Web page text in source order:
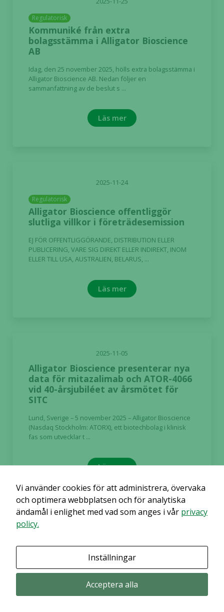
Regulatorisk
Kommuniké från extra
bolagsstämma i Alligator Bioscience
AB
Idag, den 25 november 2025, hölls extra bolagsstämma i
Alligator Bioscience AB. Nedan följer en
sammanfattning av de beslut s ...
Läs mer
2025-11-24
Regulatorisk
Alligator Bioscience offentliggör
slutliga villkor i företrädesemission
EJ FÖR OFFENTLIGGÖRANDE, DISTRIBUTION ELLER
PUBLICERING, VARE SIG DIREKT ELLER INDIREKT, INOM
ELLER TILL USA, AUSTRALIEN, BELARUS, ...
Läs mer
2025-11-05
Alligator Bioscience presenterar nya
data för mitazalimab och ATOR-4066
vid 40-årsjubiléet av årsmötet för
SITC
Lund, Sverige – 5 november 2025 – Alligator Bioscience
(Nasdaq Stockholm: ATORX), ett biotechbolag i klinisk
fas som utvecklar t ...
Läs mer
Regulatorisk
Valberedning utsedd inför
årsstämma 2026 i Alligator Bioscience
Lund, Sverige, den 3 november 2025 – Alligator
Vi använder cookies för att administrera, övervaka
och optimera webbplatsen och för analytiska
ändamål i enlighet med vad som anges i vår privacy
policy.
Inställningar
Acceptera alla